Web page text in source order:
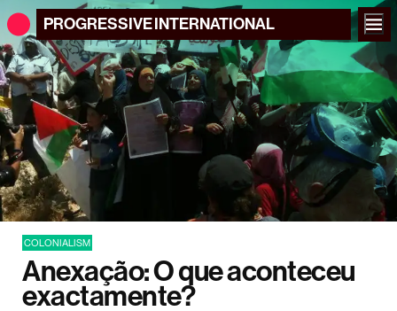
PROGRESSIVEINTERNATIONAL
COLONIALISM
Anexação: O que aconteceu
exactamente?